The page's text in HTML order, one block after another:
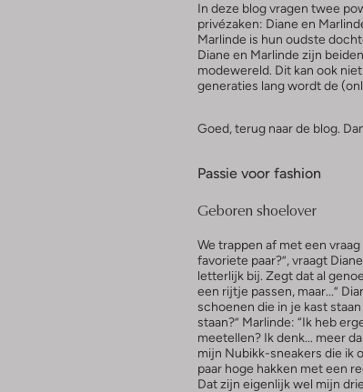
In deze blog vragen twee
privézaken: Diane en
Marlinde is hun oudste
Diane en Marlinde zijn
modewereld. Dit kan ook
generaties lang wordt de
Goed, terug naar de blog.
Passie voor fashion
Geboren shoelover
We trappen af met een
favoriete paar?”, vraagt
letterlijk bij. Zegt dat al
een rijtje passen, maar...”
schoenen die in je kast
staan?” Marlinde: “Ik heb
meetellen? Ik denk... meer
mijn Nubikk-sneakers die ik
paar hoge hakken met een
Dat zijn eigenlijk wel mijn